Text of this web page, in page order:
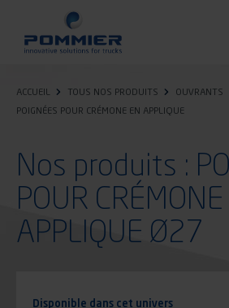
contenu
ACCUEIL TOUS NOS PRODUITS
OUVRANTS
POIGNÉES POUR CRÉMONE EN APPLIQUE
Nos produits :
POUR
APPLIQUE Ø27
Disponible dans cet univers